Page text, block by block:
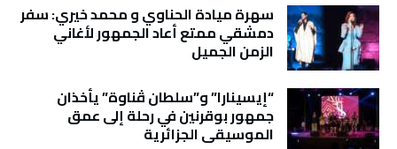
سهرة ميادة الحناوي و محمد خيري: سفر
دمشقي ممتع أعاد الجمهور لأغاني
الزمن الجميل
“إيسينارا” و”سلطان ڤناوة” يأخذان
جمهور بوقرنين في رحلة إلى عمق
الموسيقى الجزائرية